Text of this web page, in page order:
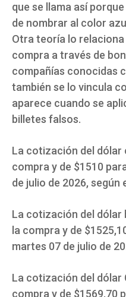
que se llama así
de nombrar al color
Otra teoría lo
compra a través de
compañías conocidas
también se lo vincula
aparece cuando se
billetes falsos.
La cotización del dólar
compra y de $1510
de julio de 2026, según
La cotización del dólar
la compra y de
martes 07 de julio de
La cotización del dólar
compra y de $1569,70